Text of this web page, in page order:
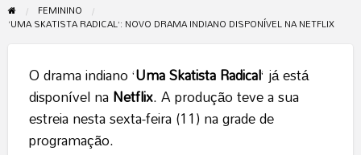
FEMININO
‘UMA SKATISTA RADICAL’: NOVO DRAMA INDIANO DISPONÍVEL NA NETFLIX
O drama indiano ‘Uma Skatista Radical‘ já está
disponível naNetflix. A produção teve a sua
estreia nesta sexta-feira (11) na grade de
programação.